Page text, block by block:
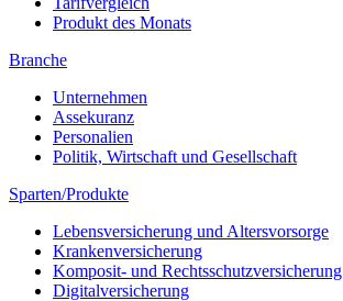
Produkt des Monats
Branche
Unternehmen
Assekuranz
Personalien
Politik, Wirtschaft und Gesellschaft
Sparten/Produkte
Lebensversicherung und Altersvorsorge
Krankenversicherung
Komposit- und Rechtsschutzversicherung
Digitalversicherung